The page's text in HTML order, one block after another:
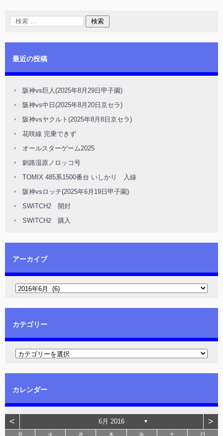
最近の投稿
阪神vs巨人(2025年8月29日甲子園)
阪神vs中日(2025年8月20日京セラ)
阪神vsヤクルト(2025年8月8日京セラ)
花咲線 完乗できず
オールスターゲーム2025
釧路湿原ノロッコ号
TOMIX 485系1500番台 いしかり 入線
阪神vsロッテ(2025年6月19日甲子園)
SWITCH2 開封
SWITCH2 購入
アーカイブ
カテゴリー
カレンダー
< 6月 2016 ▼ >
月 火 水 木 金 土 日